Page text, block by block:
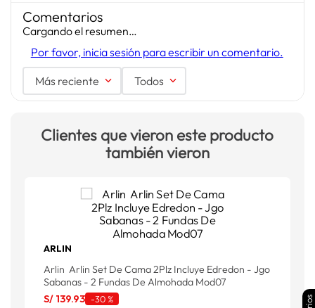
Comentarios
Cargando el resumen…
Por favor, inicia sesión para escribir un comentario.
Más reciente Todos
Clientes que vieron este producto
también vieron
ARLIN
Arlin Arlin Set De Cama 2Plz Incluye Edredon - Jgo
Sabanas - 2 Fundas De Almohada Mod07
S/ 139.93 -30 %